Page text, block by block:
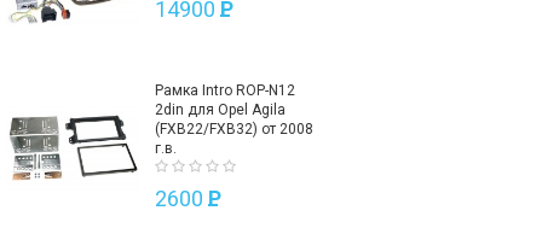
14900 P
Рамка Intro ROP-N12
2din для Opel Agila
(FXB22/FXB32) от 2008
г.в.
2600 P